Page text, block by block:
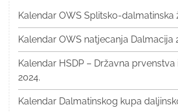
Kalendar OWS Splitsko-dalmatinska
Kalendar OWS natjecanja Dalmacija
Kalendar HSDP – Državna prvenstva
2024.
Kalendar Dalmatinskog kupa